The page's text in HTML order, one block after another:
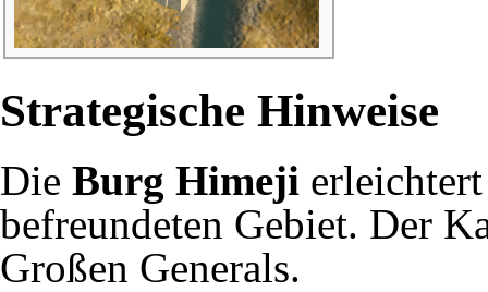
Strategische Hinweise
Die Burg Himeji
befreundeten Gebiet. Der
Großen Generals.